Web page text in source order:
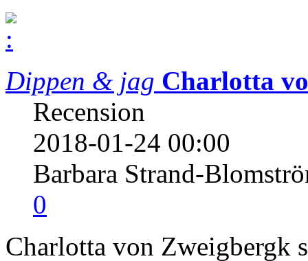
Dippen & jag Charlotta
Recension
2018-01-24 00:00
Barbara Strand-
0
Charlotta von Zweigbergk